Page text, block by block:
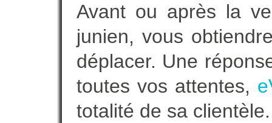
Avant ou après la
junien, vous
déplacer. Une
toutes vos attentes,
totalité de sa clientèle.